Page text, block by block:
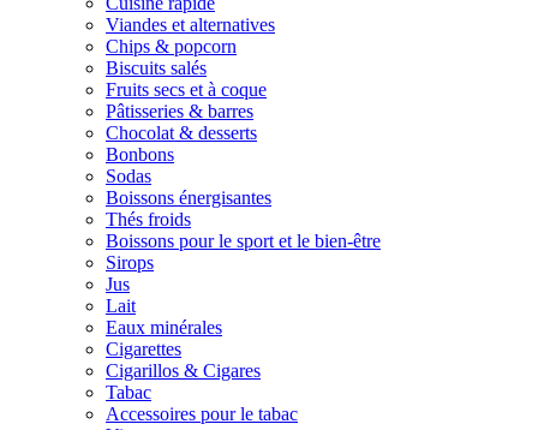
Viandes et alternatives
Chips & popcorn
Biscuits salés
Fruits secs et à coque
Pâtisseries & barres
Chocolat & desserts
Bonbons
Sodas
Boissons énergisantes
Thés froids
Boissons pour le sport et le bien-être
Sirops
Jus
Lait
Eaux minérales
Cigarettes
Cigarillos & Cigares
Tabac
Accessoires pour le tabac